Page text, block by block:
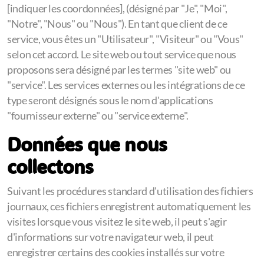
[indiquer les coordonnées], (désigné par "Je", "Moi",
"Notre", "Nous" ou "Nous"). En tant que client de ce
service, vous êtes un "Utilisateur", "Visiteur" ou "Vous"
selon cet accord. Le site web ou tout service que nous
proposons sera désigné par les termes "site web" ou
"service". Les services externes ou les intégrations de ce
type seront désignés sous le nom d'applications
"fournisseur externe" ou "service externe".
Données que nous
collectons
Suivant les procédures standard d'utilisation des fichiers
journaux, ces fichiers enregistrent automatiquement les
visites lorsque vous visitez le site web, il peut s'agir
d'informations sur votre navigateur web, il peut
enregistrer certains des cookies installés sur votre